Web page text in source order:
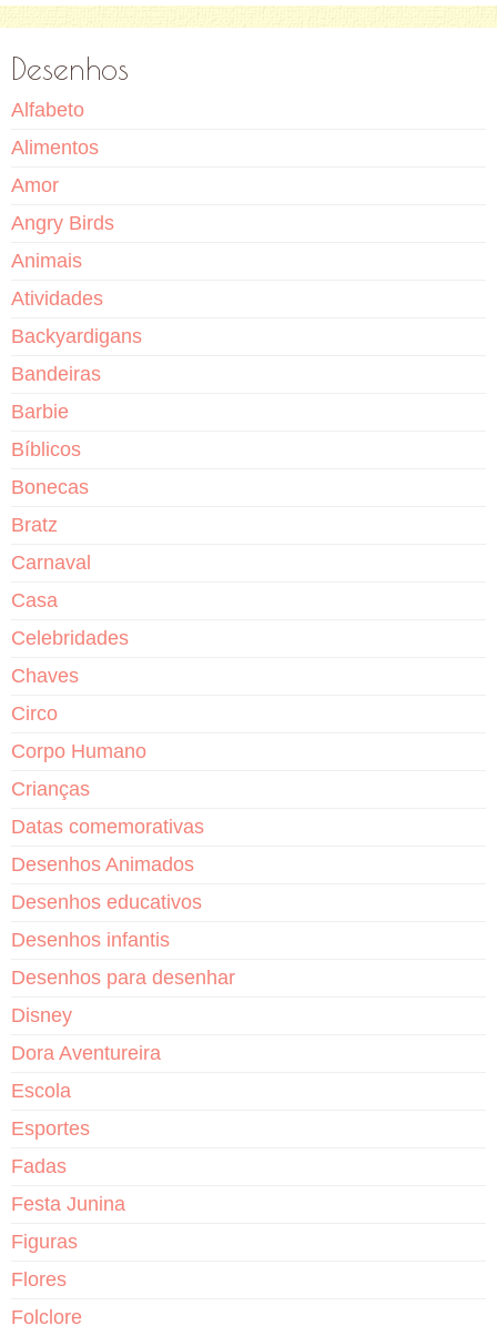
Desenhos
Alfabeto
Alimentos
Amor
Angry Birds
Animais
Atividades
Backyardigans
Bandeiras
Barbie
Bíblicos
Bonecas
Bratz
Carnaval
Casa
Celebridades
Chaves
Circo
Corpo Humano
Crianças
Datas comemorativas
Desenhos Animados
Desenhos educativos
Desenhos infantis
Desenhos para desenhar
Disney
Dora Aventureira
Escola
Esportes
Fadas
Festa Junina
Figuras
Flores
Folclore